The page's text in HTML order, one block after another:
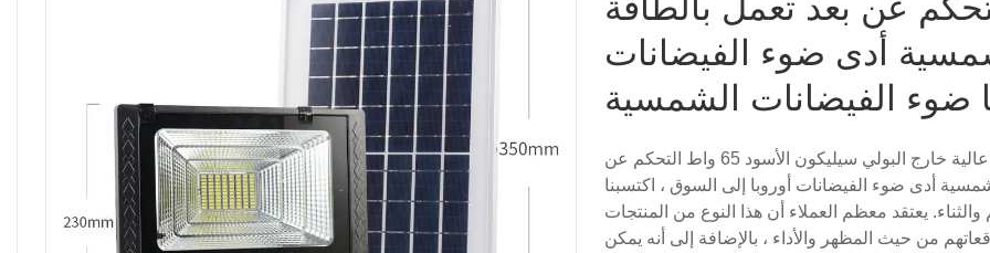
أدى ضوء الفيضانات
ضوء الفيضانات الشمسية
بعد إطلاق جودة عالية خارج البولي سيليكون الأسود 65 واط التحكم عن
أدى ضوء الفيضانات أوروبا إلى السوق ، اكتسبنا
والثناء. يعتقد معظم العملاء أن هذا النوع من المنتجات
من حيث المظهر والأداء ، بالإضافة إلى أنه يمكن